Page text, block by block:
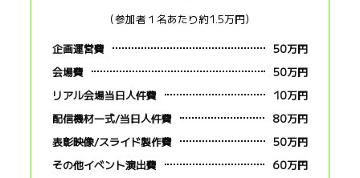
（参加者１名あたり約1.5万円）
企画運営費
50万円
会場費
50万円
リアル会場当日人件費
10万円
配信機材一式/当日人件費
80万円
表彰映像/スライド製作費
50万円
その他イベント演出費
60万円